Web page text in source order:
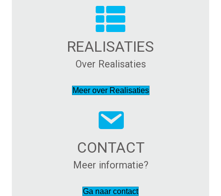
REALISATIES
Over Realisaties
Meer over Realisaties
CONTACT
Meer informatie?
Ga naar contact